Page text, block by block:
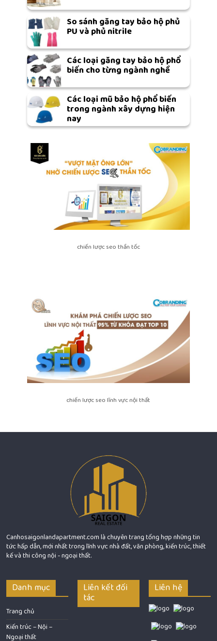
So sánh găng tay bảo hộ phủ
PU và phủ nitrile
Các loại găng tay bảo hộ phổ
biến cho từng ngành nghề
Các loại mũ bảo hộ phổ biến
trong ngành xây dựng hiện
nay
chiến lược seo thần tốc
chiến lược seo lĩnh vực nội thất
Canhosaigonlandapartment.com là chuyên trang tổng hợp những tin
tức hấp dẫn, mới nhất trong lĩnh vực nhà đất, văn phòng, kiến trúc, thiết
kế và thi công nội - ngoại thất.
Danh mục
Trang chủ
Kiến trúc – Nội –
Ngoại thất
Liên kết đối
tác
Liên hệ